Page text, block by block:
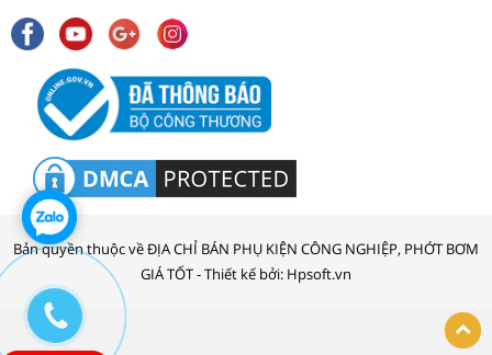
Bản quyền thuộc về ĐỊA CHỈ BÁN PHỤ KIỆN CÔNG NGHIỆP, PHỚT BƠM
GIÁ TỐT - Thiết kế bởi: Hpsoft.vn